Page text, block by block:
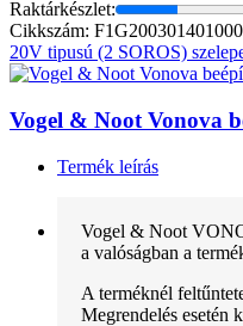
Raktárkészlet:
Cikkszám:
20V tipusú (2 SOROS)
Vogel & Noot Vonova
Termék leírás
Vogel & Noot
a valóságban a
A terméknél
Megrendelés esetén